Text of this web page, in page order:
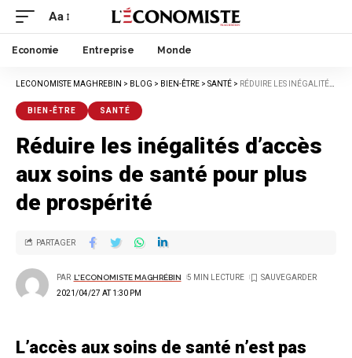
Aa
Economie Entreprise Monde
LECONOMISTE MAGHREBIN > BLOG > BIEN-ÊTRE > SANTÉ > RÉDUIRE LES INÉGALITÉS D’ACCÈS AUX SOINS DE SANTÉ POUR PLUS DE PROSPÉRITÉ
BIEN-ÊTRE SANTÉ
Réduire les inégalités d’accès
aux soins de santé pour plus
de prospérité
2021/04/27 AT 1:30 PM
PAR L'ECONOMISTE MAGHRÉBIN 5 MIN LECTURE
PARTAGER
L’accès aux soins de santé n’est pas